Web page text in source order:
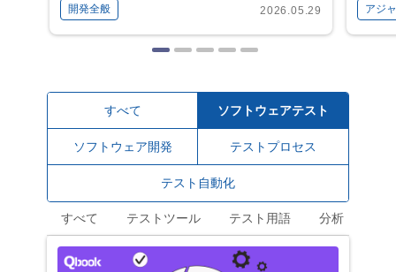
開発全般 2026.05.29 アジ
すべて ソフトウェアテスト
ソフトウェア開発 テストプロセス
テスト自動化
すべて テストツール テスト用語 分析